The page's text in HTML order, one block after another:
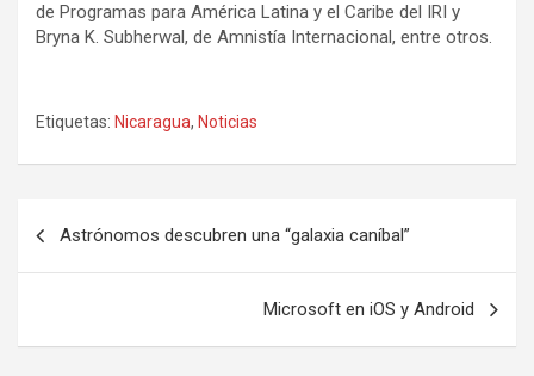
de Programas para América Latina y el Caribe del IRI y
Bryna K. Subherwal, de Amnistía Internacional, entre otros.
Etiquetas: Nicaragua, Noticias
Astrónomos descubren una “galaxia caníbal”
Microsoft en iOS y Android